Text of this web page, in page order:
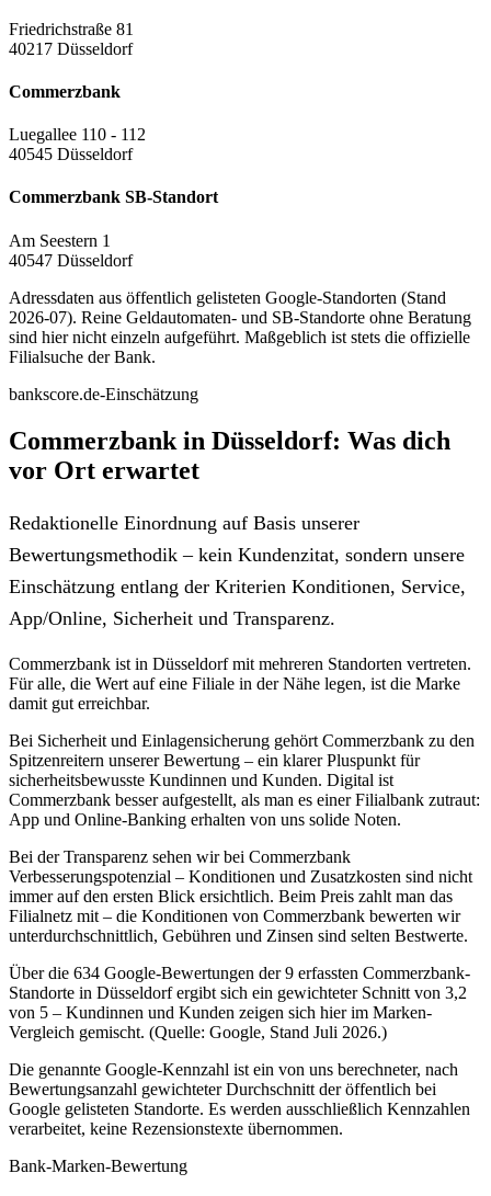
Friedrichstraße 81
40217 Düsseldorf
Commerzbank
Luegallee 110 - 112
40545 Düsseldorf
Commerzbank SB-Standort
Am Seestern 1
40547 Düsseldorf
Adressdaten aus öffentlich gelisteten Google-Standorten (Stand
2026-07). Reine Geldautomaten- und SB-Standorte ohne Beratung
sind hier nicht einzeln aufgeführt. Maßgeblich ist stets die offizielle
Filialsuche der Bank.
bankscore.de-Einschätzung
Commerzbank in Düsseldorf: Was dich
vor Ort erwartet
Redaktionelle Einordnung auf Basis unserer
Bewertungsmethodik – kein Kundenzitat, sondern unsere
Einschätzung entlang der Kriterien Konditionen, Service,
App/Online, Sicherheit und Transparenz.
Commerzbank ist in Düsseldorf mit mehreren Standorten vertreten.
Für alle, die Wert auf eine Filiale in der Nähe legen, ist die Marke
damit gut erreichbar.
Bei Sicherheit und Einlagensicherung gehört Commerzbank zu den
Spitzenreitern unserer Bewertung – ein klarer Pluspunkt für
sicherheitsbewusste Kundinnen und Kunden. Digital ist
Commerzbank besser aufgestellt, als man es einer Filialbank zutraut:
App und Online-Banking erhalten von uns solide Noten.
Bei der Transparenz sehen wir bei Commerzbank
Verbesserungspotenzial – Konditionen und Zusatzkosten sind nicht
immer auf den ersten Blick ersichtlich. Beim Preis zahlt man das
Filialnetz mit – die Konditionen von Commerzbank bewerten wir
unterdurchschnittlich, Gebühren und Zinsen sind selten Bestwerte.
Über die 634 Google-Bewertungen der 9 erfassten Commerzbank-
Standorte in Düsseldorf ergibt sich ein gewichteter Schnitt von 3,2
von 5 – Kundinnen und Kunden zeigen sich hier im Marken-
Vergleich gemischt. (Quelle: Google, Stand Juli 2026.)
Die genannte Google-Kennzahl ist ein von uns berechneter, nach
Bewertungsanzahl gewichteter Durchschnitt der öffentlich bei
Google gelisteten Standorte. Es werden ausschließlich Kennzahlen
verarbeitet, keine Rezensionstexte übernommen.
Bank-Marken-Bewertung